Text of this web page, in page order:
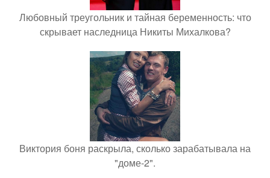
Любовный треугольник и тайная беременность: что
скрывает наследница Никиты Михалкова?
Виктория боня раскрыла, сколько зарабатывала на
"доме-2".